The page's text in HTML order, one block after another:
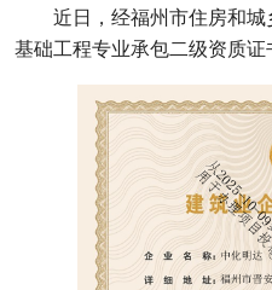
近日，经福州市住房和
基础工程专业承包二级资质证